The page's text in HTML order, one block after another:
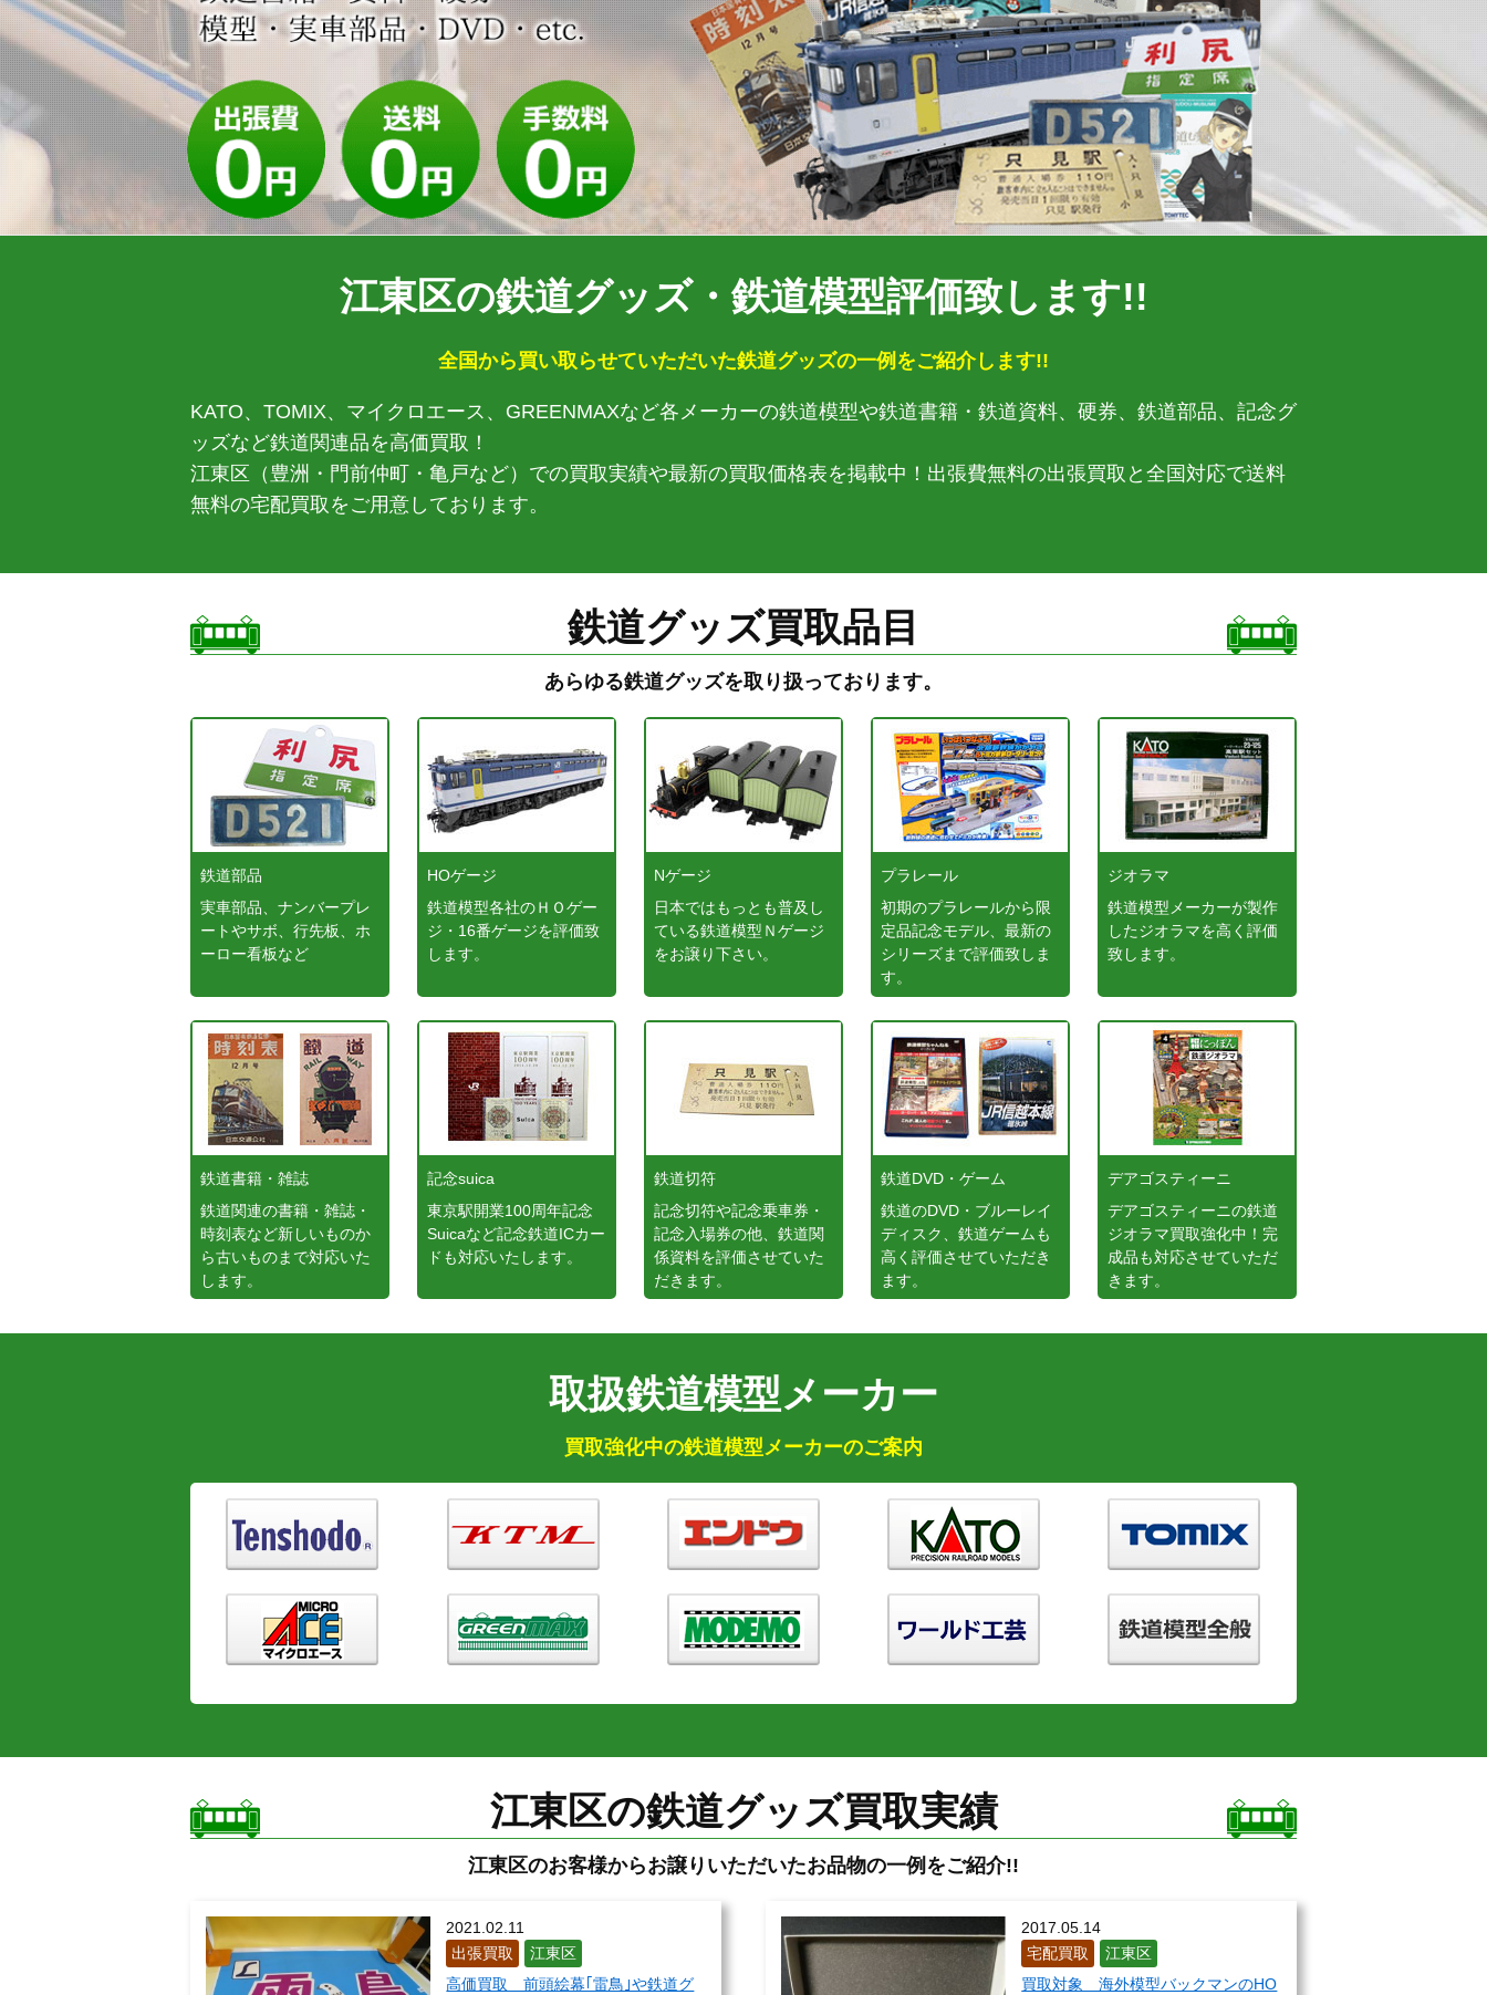
江東区の鉄道グッズ・鉄道模型評価致します!!
全国から買い取らせていただいた鉄道グッズの一例をご紹介します!!
KATO、TOMIX、マイクロエース、GREENMAXなど各メーカーの鉄道模型や鉄道書籍・鉄道資料、硬券、鉄道部品、記念グ
ッズなど鉄道関連品を高価買取！
江東区（豊洲・門前仲町・亀戸など）での買取実績や最新の買取価格表を掲載中！出張費無料の出張買取と全国対応で送料
無料の宅配買取をご用意しております。
鉄道グッズ買取品目
あらゆる鉄道グッズを取り扱っております。
鉄道部品
実車部品、ナンバープレ
ートやサボ、行先板、ホ
ーロー看板など
HOゲージ
鉄道模型各社のＨＯゲー
ジ・16番ゲージを評価致
します。
Nゲージ
日本ではもっとも普及し
ている鉄道模型Ｎゲージ
をお譲り下さい。
プラレール
初期のプラレールから限
定品記念モデル、最新の
シリーズまで評価致しま
す。
ジオラマ
鉄道模型メーカーが製作
したジオラマを高く評価
致します。
鉄道書籍・雑誌
鉄道関連の書籍・雑誌・
時刻表など新しいものか
ら古いものまで対応いた
します。
記念suica
東京駅開業100周年記念
Suicaなど記念鉄道ICカー
ドも対応いたします。
鉄道切符
記念切符や記念乗車券・
記念入場券の他、鉄道関
係資料を評価させていた
だきます。
鉄道DVD・ゲーム
鉄道のDVD・ブルーレイ
ディスク、鉄道ゲームも
高く評価させていただき
ます。
デアゴスティーニ
デアゴスティーニの鉄道
ジオラマ買取強化中！完
成品も対応させていただ
きます。
取扱鉄道模型メーカー
買取強化中の鉄道模型メーカーのご案内
江東区の鉄道グッズ買取実績
江東区のお客様からお譲りいただいたお品物の一例をご紹介!!
2021.02.11
出張買取
江東区
高価買取 前頭絵幕｢雷鳥｣や鉄道グ
2017.05.14
宅配買取
江東区
買取対象 海外模型バックマンのHO